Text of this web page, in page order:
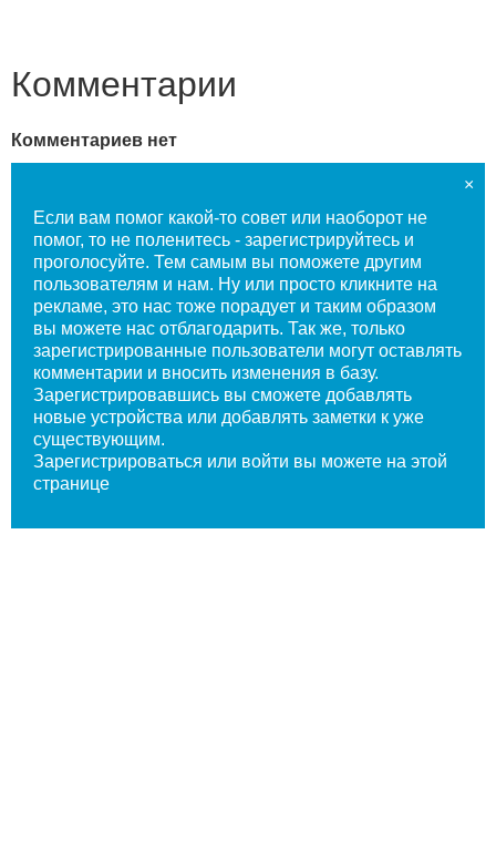
Комментарии
Комментариев нет
×
Если вам помог какой-то совет или наоборот не
помог, то не поленитесь - зарегистрируйтесь и
проголосуйте. Тем самым вы поможете другим
пользователям и нам. Ну или просто кликните на
рекламе, это нас тоже порадует и таким образом
вы можете нас отблагодарить. Так же, только
зарегистрированные пользователи могут оставлять
комментарии и вносить изменения в базу.
Зарегистрировавшись вы сможете добавлять
новые устройства или добавлять заметки к уже
существующим.
Зарегистрироваться или войти вы можете на этой
странице